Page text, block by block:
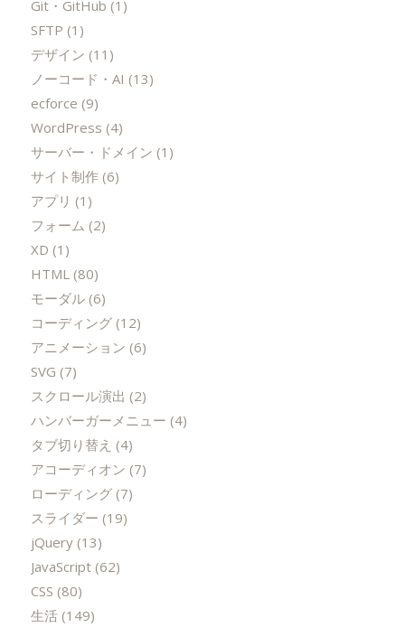
Git・GitHub (1)
SFTP (1)
デザイン (11)
ノーコード・AI (13)
ecforce (9)
WordPress (4)
サーバー・ドメイン (1)
サイト制作(6)
アプリ (1)
フォーム (2)
XD (1)
HTML (80)
モーダル(6)
コーディング(12)
アニメーション (6)
SVG (7)
スクロール演出 (2)
ハンバーガーメニュー (4)
タブ切り替え (4)
アコーディオン (7)
ローディング(7)
スライダー (19)
jQuery(13)
JavaScript(62)
CSS (80)
生活(149)